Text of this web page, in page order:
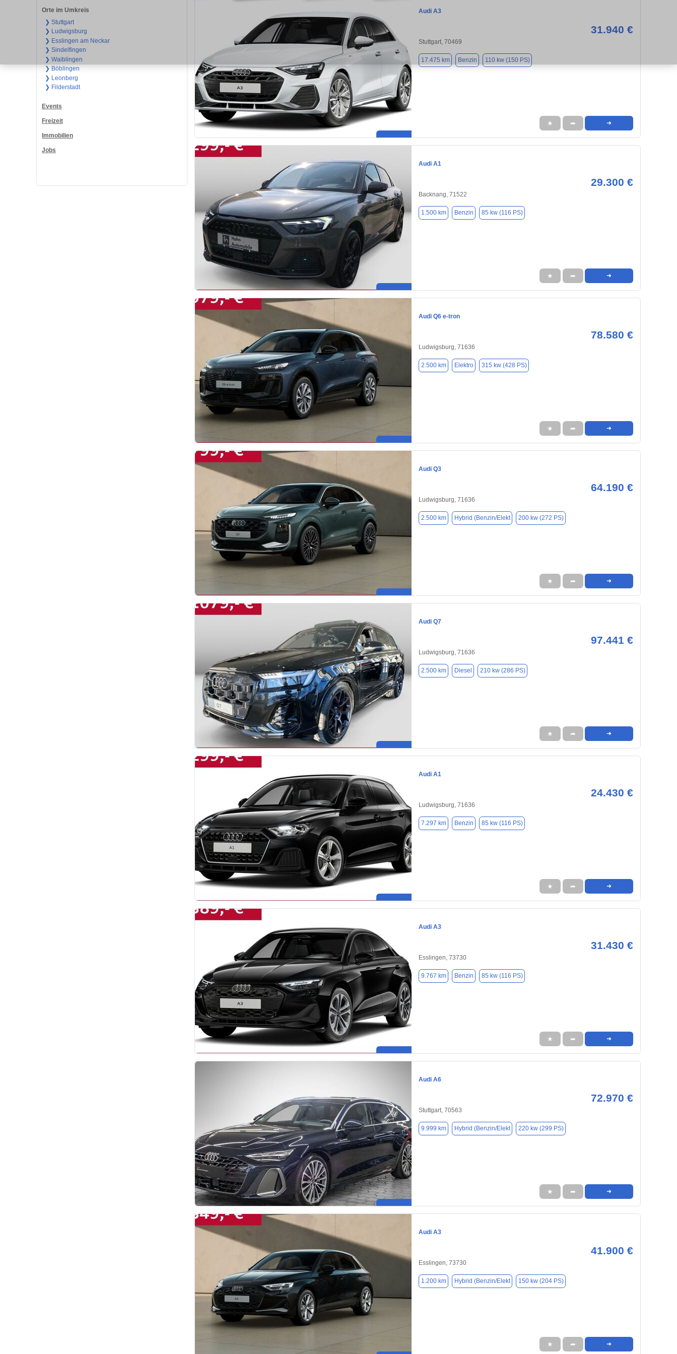
Orte im Umkreis
❯ Stuttgart
❯ Ludwigsburg
❯ Esslingen am Neckar
❯ Sindelfingen
❯ Waiblingen
❯ Böblingen
❯ Leonberg
❯ Filderstadt
Events
Freizeit
Immobilien
Jobs
Audi A3
31.940 €
Stuttgart, 70469
17.475 km Benzin 110 kw (150 PS)
★ ➦ ➜
Audi A1
29.300 €
Backnang, 71522
1.500 km Benzin 85 kw (116 PS)
★ ➦ ➜
Audi Q6 e-tron
78.580 €
Ludwigsburg, 71636
2.500 km Elektro 315 kw (428 PS)
★ ➦ ➜
Audi Q3
64.190 €
Ludwigsburg, 71636
2.500 km Hybrid (Benzin/Elekt 200 kw (272 PS)
★ ➦ ➜
Audi Q7
97.441 €
Ludwigsburg, 71636
2.500 km Diesel 210 kw (286 PS)
★ ➦ ➜
Audi A1
24.430 €
Ludwigsburg, 71636
7.297 km Benzin 85 kw (116 PS)
★ ➦ ➜
Audi A3
31.430 €
Esslingen, 73730
9.767 km Benzin 85 kw (116 PS)
★ ➦ ➜
Audi A6
72.970 €
Stuttgart, 70563
9.999 km Hybrid (Benzin/Elekt 220 kw (299 PS)
★ ➦ ➜
Audi A3
41.900 €
Esslingen, 73730
1.200 km Hybrid (Benzin/Elekt 150 kw (204 PS)
★ ➦ ➜